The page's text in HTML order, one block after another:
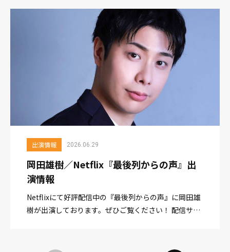
出演情報 2026.06.29
岡田雄樹／Netflix『最後列からの声』出
演情報
Netflixにて好評配信中の『最後列からの声』に岡田雄
樹が出演しております。ぜひご覧ください！ 配信サイ